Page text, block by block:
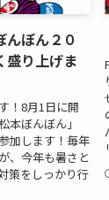
んぼん２０
盛り上げま
！8月1日に開
本ぼんぼん」
加します！毎年
、今年も暑さと
策をしっかり行